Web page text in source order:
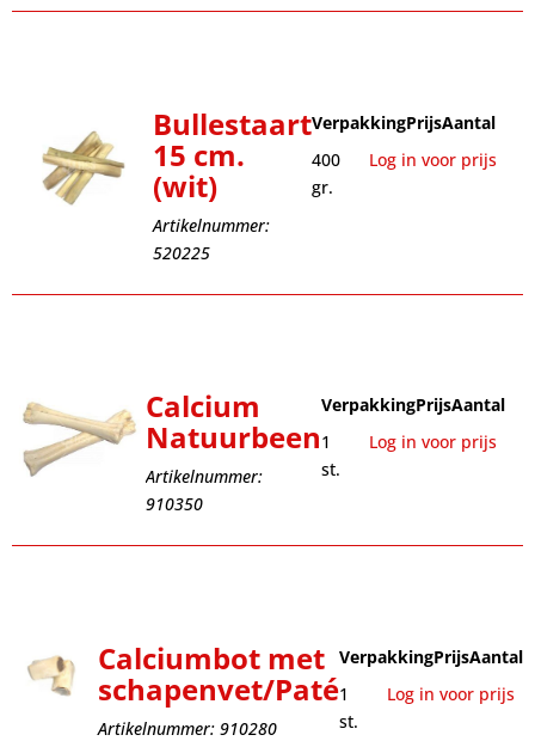
Bullestaart
15 cm.
(wit)
Artikelnummer:
520225
VerpakkingPrijsAantal
400
gr.
Log in voor prijs
Calcium
Natuurbeen
Artikelnummer:
910350
VerpakkingPrijsAantal
1
st.
Log in voor prijs
Calciumbot met
schapenvet/Paté
Artikelnummer: 910280
VerpakkingPrijsAantal
1
st.
Log in voor prijs